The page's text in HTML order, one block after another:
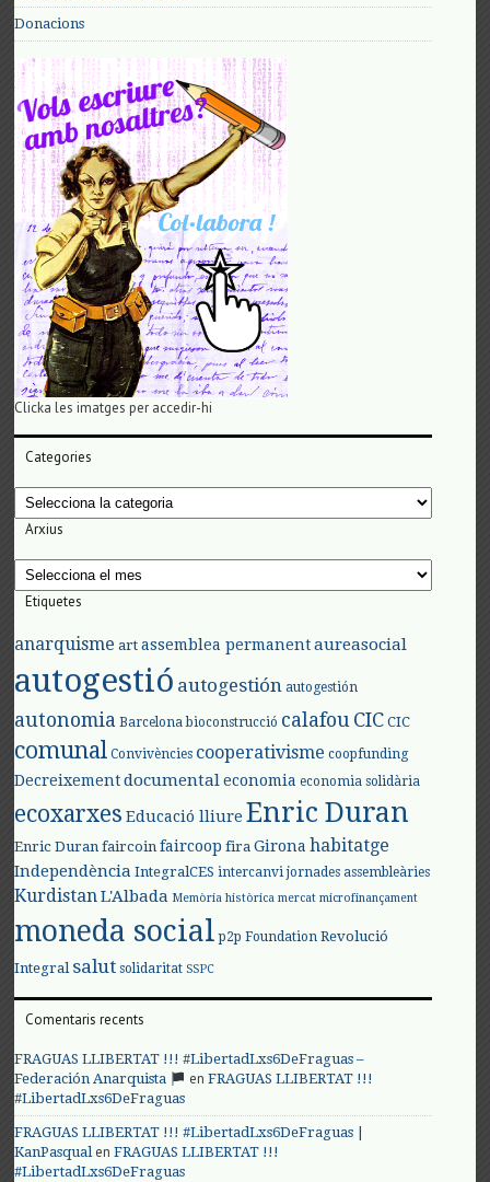
Donacions
Clicka les imatges per accedir-hi
Categories
Categories
Arxius
Arxius
Etiquetes
anarquisme art assemblea permanent aureasocial
autogestió autogestión autogestión
autonomia Barcelona bioconstrucció calafouCIC CIC
comunal Convivències cooperativisme coopfunding
Decreixement documental economia economia solidària
ecoxarxes Educació lliure Enric Duran
Enric Duran faircoin faircoop fira Girona habitatge
Independència IntegralCES intercanvi jornades assembleàries
KurdistanL'Albada Memòria històrica mercat microfinançament
moneda social p2p Foundation Revolució
Integral salut solidaritat SSPC
Comentaris recents
FRAGUAS LLIBERTAT !!! #LibertadLxs6DeFraguas –
Federación Anarquista
enFRAGUAS LLIBERTAT !!!
#LibertadLxs6DeFraguas
FRAGUAS LLIBERTAT !!! #LibertadLxs6DeFraguas |
KanPasqualenFRAGUAS LLIBERTAT !!!
#LibertadLxs6DeFraguas